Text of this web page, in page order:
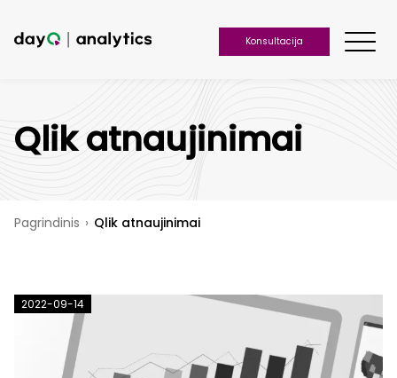
Konsultacija
Qlik atnaujinimai
Pagrindinis › Qlik atnaujinimai
2022-09-14